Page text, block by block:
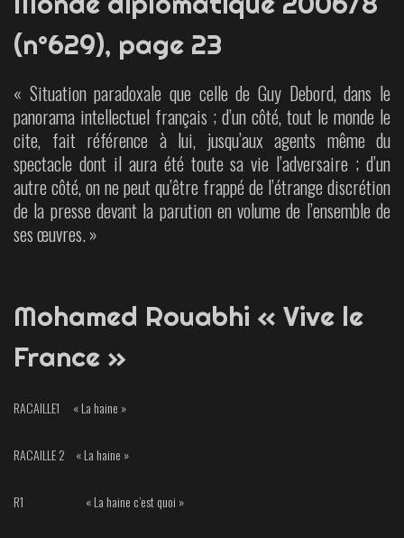
(n°629), page 23
« Situation paradoxale que celle de Guy Debord, dans le
panorama intellectuel français ; d’un côté, tout le monde le
cite, fait référence à lui, jusqu’aux agents même du
spectacle dont il aura été toute sa vie l’adversaire ; d’un
autre côté, on ne peut qu’être frappé de l’étrange discrétion
de la presse devant la parution en volume de l’ensemble de
ses œuvres. »
Mohamed Rouabhi « Vive le
France »
RACAILLE1 « La haine »
RACAILLE 2 « La haine »
R1 « La haine c’est quoi »